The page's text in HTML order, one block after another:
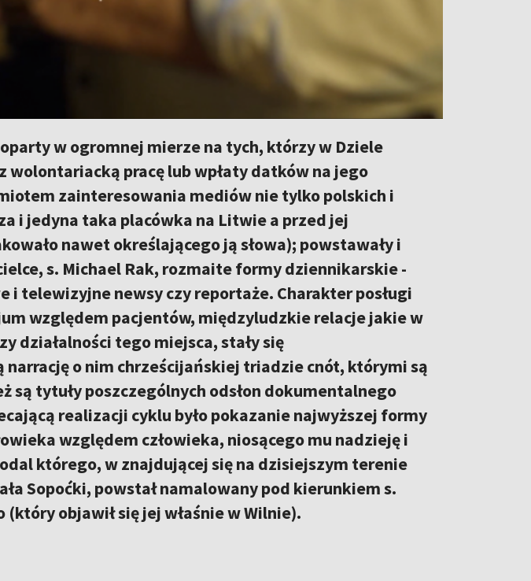
w ogromnej mierze na tych, którzy w Dziele
wolontariacką pracę lub wpłaty datków na jego
zainteresowania mediów nie tylko polskich i
i jedyna taka placówka na Litwie a przed jej
nawet określającego ją słowa); powstawały i
s. Michael Rak, rozmaite formy dziennikarskie -
i telewizyjne newsy czy reportaże. Charakter posługi
względem pacjentów, międzyludzkie relacje jakie w
działalności tego miejsca, stały się
o nim chrześcijańskiej triadzie cnót, którymi są
są tytuły poszczególnych odsłon dokumentalnego
realizacji cyklu było pokazanie najwyższej formy
względem człowieka, niosącego mu nadzieję i
którego, w znajdującej się na dzisiejszym terenie
Sopoćki, powstał namalowany pod kierunkiem s.
(który objawił się jej właśnie w Wilnie).